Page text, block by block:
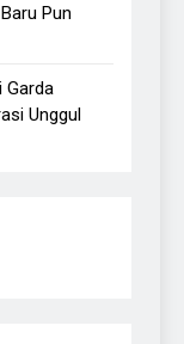
Pun
Garda
Unggul